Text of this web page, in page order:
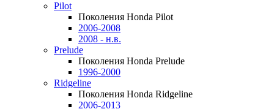
Pilot
Поколения Honda Pilot
2006-2008
2008 - н.в.
Prelude
Поколения Honda Prelude
1996-2000
Ridgeline
Поколения Honda Ridgeline
2006-2013